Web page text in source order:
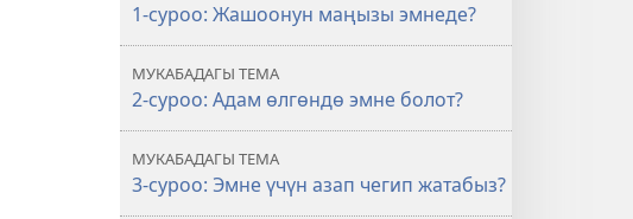
1-суроо: Жашоонун маңызы эмнеде?
МУКАБАДАГЫ ТЕМА
2-суроо: Адам өлгөндө эмне болот?
МУКАБАДАГЫ ТЕМА
3-суроо: Эмне үчүн азап чегип жатабыз?